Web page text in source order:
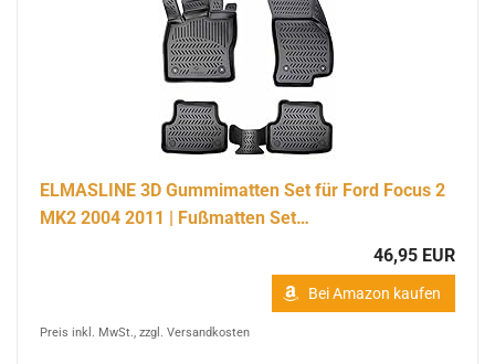
ELMASLINE 3D Gummimatten Set für Ford Focus 2
MK2 2004 2011 | Fußmatten Set…
46,95 EUR
Bei Amazon kaufen
Preis inkl. MwSt., zzgl. Versandkosten